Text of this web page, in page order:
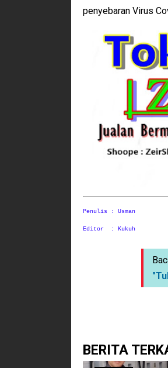
penyebaran Virus
Penulis : Usman
Editor : Kukuh
BERITA